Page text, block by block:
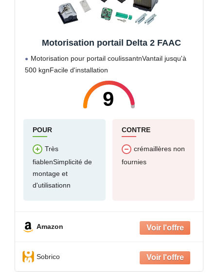
Motorisation portail Delta 2 FAAC
Motorisation pour portail coulissantnVantail jusqu'à
500 kgnFacile d'installation
9
POUR
Très
fiablenSimplicité de
montage et
d'utilisationn
CONTRE
crémaillères non
fournies
Amazon
Sobrico